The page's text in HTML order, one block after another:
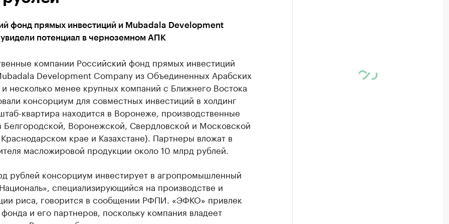
фонд прямых инвестиций и Mubadala Development
потенциал в черноземном АПК
компании Российский фонд прямых инвестиций
Development Company из Объединенных Арабских
несколько менее крупных компаний с Ближнего Востока
консорциум для совместных инвестиций в холдинг
квартира находится в Воронеже, производственные
Белгородской, Воронежской, Свердловской и Московской
крае и Казахстане). Партнеры вложат в
масложировой продукции около 10 млрд рублей.
рублей консорциум инвестирует в агропромышленный
специализирующийся на производстве и
риса, говорится в сообщении РФПИ. «ЭФКО» привлек
и его партнеров, поскольку компания владеет